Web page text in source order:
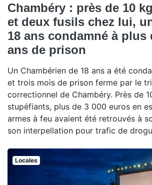
Chambéry : près de 10
et deux fusils chez lui,
18 ans condamné à plus
ans de prison
Un Chambérien de 18 ans a été
et trois mois de prison ferme par le
correctionnel de Chambéry. Près de
stupéfiants, plus de 3 000 euros en
armes à feu avaient été retrouvés à
son interpellation pour trafic de
Locales